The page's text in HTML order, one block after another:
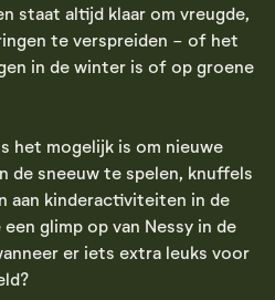
staat altijd klaar om vreugde,
te verspreiden - of het
in de winter is of op groene
het mogelijk is om nieuwe
de sneeuw te spelen, knuffels
aan kinderactiviteiten in de
glimp op van Nessy in de
er iets extra leuks voor